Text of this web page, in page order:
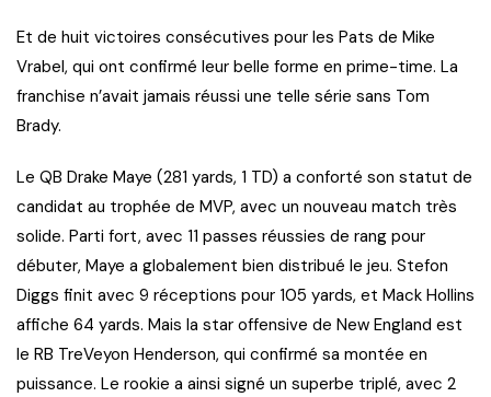
Et de huit victoires consécutives pour les Pats de Mike
Vrabel, qui ont confirmé leur belle forme en prime-time. La
franchise n’avait jamais réussi une telle série sans Tom
Brady.
Le QB Drake Maye (281 yards, 1 TD) a conforté son statut de
candidat au trophée de MVP, avec un nouveau match très
solide. Parti fort, avec 11 passes réussies de rang pour
débuter, Maye a globalement bien distribué le jeu. Stefon
Diggs finit avec 9 réceptions pour 105 yards, et Mack Hollins
affiche 64 yards. Mais la star offensive de New England est
le RB TreVeyon Henderson, qui confirmé sa montée en
puissance. Le rookie a ainsi signé un superbe triplé, avec 2